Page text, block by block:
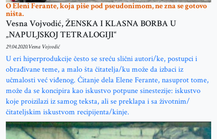
O Eleni Ferante, koja piše pod pseudonimom, ne zna se gotovo
ništa.
Vesna Vojvodić, ŽENSKA I KLASNA BORBA U
„NAPULJSKOJ TETRALOGIJI“
29.04.2020.Vesna Vojvodić
U eri hiperprodukcije često se sreću slični autori/ke, postupci i
obrađivane teme, a malo šta čitatelja/ku može da izbaci iz
učmalosti već viđenog. Čitanje dela Elene Ferante, nasuprot tome,
može da se koncipira kao iskustvo potpune sinestezije: iskustvo
koje proizilazi iz samog teksta, ali se preklapa i sa životnim/
čitateljskim iskustvom recipijenta/kinje.